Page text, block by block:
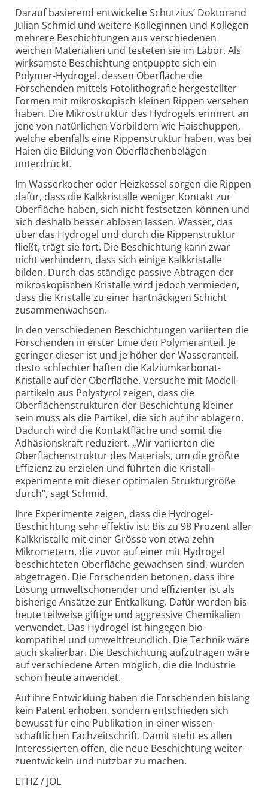
Darauf basierend entwickelte Schutzius’ Doktorand
Julian Schmid und weitere Kolleginnen und Kollegen
mehrere Beschichtungen aus verschiedenen
weichen Materialien und testeten sie im Labor. Als
wirksamste Beschichtung entpuppte sich ein
Polymer-Hydrogel, dessen Oberfläche die
Forschenden mittels Foto­lithografie herge­stellter
Formen mit mikroskopisch kleinen Rippen versehen
haben. Die Mikrostruktur des Hydrogels erinnert an
jene von natürlichen Vorbildern wie Haischuppen,
welche ebenfalls eine Rippen­struktur haben, was bei
Haien die Bildung von Oberfläche­nbelägen
unterdrückt.
Im Wasserkocher oder Heizkessel sorgen die Rippen
dafür, dass die Kalkkristalle weniger Kontakt zur
Oberfläche haben, sich nicht festsetzen können und
sich deshalb besser ablösen lassen. Wasser, das
über das Hydrogel und durch die Rippen­struktur
fließt, trägt sie fort. Die Beschichtung kann zwar
nicht verhindern, dass sich einige Kalk­kristalle
bilden. Durch das ständige passive Abtragen der
mikroskopischen Kristalle wird jedoch vermieden,
dass die Kristalle zu einer hartnäckigen Schicht
zusammen­wachsen.
In den verschiedenen Beschichtungen variierten die
Forschenden in erster Linie den Polymeranteil. Je
geringer dieser ist und je höher der Wasseranteil,
desto schlechter haften die Kalzium­karbonat-
Kristalle auf der Oberfläche. Versuche mit Modell­
partikeln aus Polystyrol zeigen, dass die
Oberflächenstrukturen der Beschichtung kleiner
sein muss als die Partikel, die sich auf ihr ablagern.
Dadurch wird die Kontaktfläche und somit die
Adhäsionskraft reduziert. „Wir variierten die
Oberflächen­struktur des Materials, um die größte
Effizienz zu erzielen und führten die Kristall­
experimente mit dieser optimalen Strukturgröße
durch“, sagt Schmid.
Ihre Experimente zeigen, dass die Hydrogel-
Beschichtung sehr effektiv ist: Bis zu 98 Prozent aller
Kalkkristalle mit einer Grösse von etwa zehn
Mikrometern, die zuvor auf einer mit Hydrogel
beschichteten Oberfläche gewachsen sind, wurden
abgetragen. Die Forschenden betonen, dass ihre
Lösung umwelt­schonender und effizienter ist als
bisherige Ansätze zur Entkalkung. Dafür werden bis
heute teilweise giftige und aggressive Chemikalien
verwendet. Das Hydrogel ist hingegen bio­
kompatibel und umwelt­freundlich. Die Technik wäre
auch skalierbar. Die Beschichtung aufzutragen wäre
auf verschiedene Arten möglich, die die Industrie
schon heute anwendet.
Auf ihre Entwicklung haben die Forschenden bislang
kein Patent erhoben, sondern entschieden sich
bewusst für eine Publikation in einer wissen­
schaftlichen Fachzeitschrift. Damit steht es allen
Interessierten offen, die neue Beschichtung weiter­
zuentwickeln und nutzbar zu machen.
ETHZ / JOL